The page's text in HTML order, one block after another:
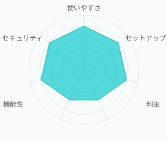
使いやすさ
セットアップ
料金
機能性
セキュリティ